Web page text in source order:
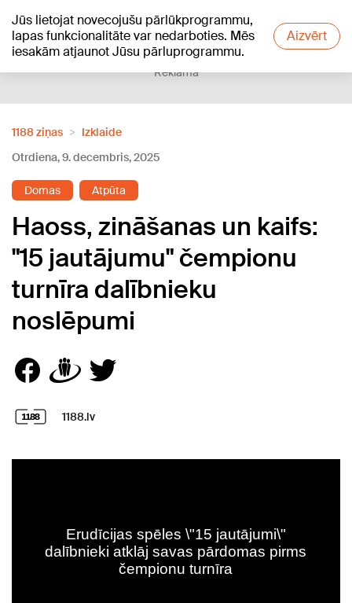
Jūs lietojat novecojušu pārlūkprogrammu,
lapas funkcionalitāte var nedarboties. Mēs
iesakām atjaunot Jūsu pārluprogrammu.
Aizvērt
+19°C
Reklāma
1188 ziņas
Izklaide
Otrdiena, 9. decembris, 2025
Domas Atpūta
Haoss, zināšanas un kaifs:
"15 jautājumu" čempionu
turnīra dalībnieku
noslēpumi
1188.lv